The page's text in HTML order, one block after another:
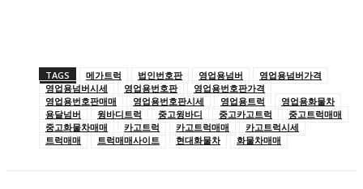
TAGS 메가트럭 법인번호판 영업용넘버
영업용넘버가격
영업용넘버시세
영업용번호판
영업용번호판가격
영업용번호판매매
영업용번호판시세 영업용트럭
영업용화물차
용달넘버
윙바디트럭 중고윙바디 중고카고트럭
중고트럭매매
중고화물차매매
카고트럭 카고트럭매매
카고트럭시세
트럭매매
트럭매매사이트 현대화물차 화물차매매